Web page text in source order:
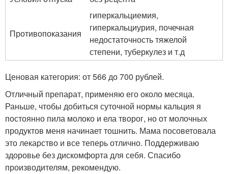
Противопоказания
гиперкальциемия,
гиперкальциурия, почечная
недостаточность тяжелой
степени, туберкулез и т.д
Ценовая категория: от 566 до 700 рублей.
Отличный препарат, применяю его около месяца.
Раньше, чтобы добиться суточной нормы кальция я
постоянно пила молоко и ела творог, но от молочных
продуктов меня начинает тошнить. Мама посоветовала
это лекарство и все теперь отлично. Поддерживаю
здоровье без дискомфорта для себя. Спасибо
производителям, рекомендую.